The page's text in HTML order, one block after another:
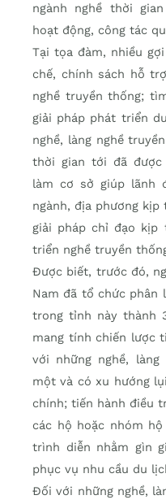
ngành nghề thời
hoạt động, công tác
Tại tọa đàm, nhiều
chế, chính sách hỗ
nghề truyền thống;
giải pháp phát triển
nghề, làng nghề
thời gian tới đã được
làm cơ sở giúp lãnh
ngành, địa phương
giải pháp chỉ đạo
triển nghề truyền
Được biết, trước đó,
Nam đã tổ chức phân
trong tỉnh này thành
mang tính chiến lược
với những nghề,
một và có xu hướng
chính; tiến hành điều
các hộ hoặc nhóm
trình diễn nhằm gìn
phục vụ nhu cầu du
Đối với những nghề,